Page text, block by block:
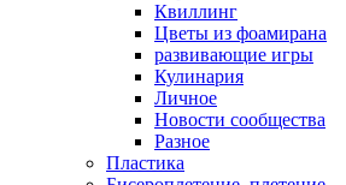
Квиллинг
Цветы из фоамирана
развивающие игры
Кулинария
Личное
Новости сообщества
Разное
Пластика